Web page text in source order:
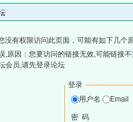
没有权限访问此页面，可能有如下几个
,原因：您要访问的链接无效,可能链接
会员,请先登录论坛
登录
用户名
Email
密 码